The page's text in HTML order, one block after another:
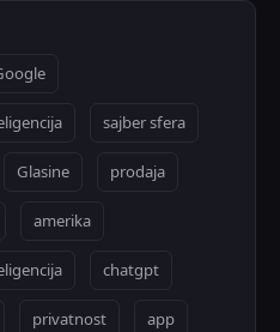
sajber sfera
Glasine prodaja
amerika
chatgpt
privatnost app